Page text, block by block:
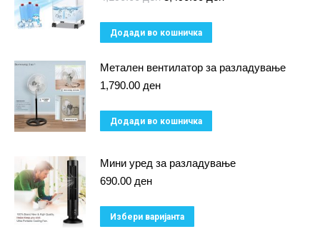
was:
4,190.00 ден.
Додади во кошничка
Метален вентилатор за разладување
1,790.00 ден
Додади во кошничка
Мини уред за разладување
690.00 ден
Избери варијанта